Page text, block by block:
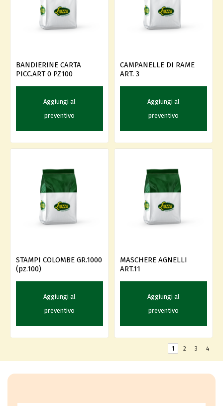
BANDIERINE CARTA
PICC.ART 0 PZ100
Aggiungi al
preventivo
CAMPANELLE DI RAME
ART. 3
Aggiungi al
preventivo
STAMPI COLOMBE GR.1000
(pz.100)
Aggiungi al
preventivo
MASCHERE AGNELLI
ART.11
Aggiungi al
preventivo
1 2 3 4